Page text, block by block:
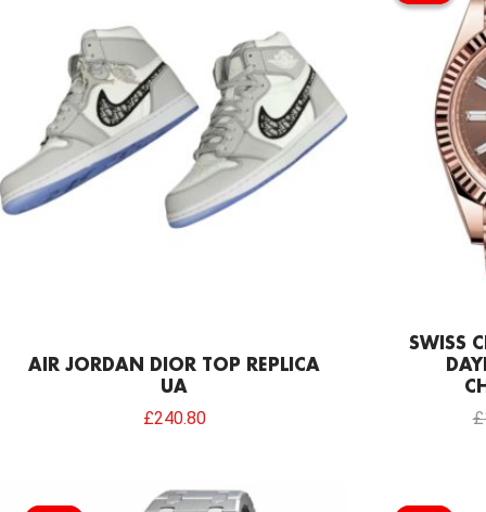
AIR JORDAN DIOR TOP REPLICA
UA
£240.80
SWISS
£
Original Current